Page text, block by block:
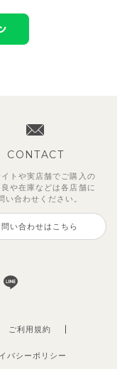
CONTACT
トや実店舗でご購入の
や在庫などは各店舗に
い合わせください。
問い合わせはこちら
バシーポリシー
ご利用規約